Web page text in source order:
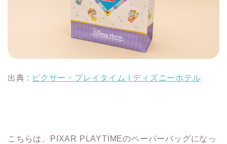
出典 : ピクサー・プレイタイム | ディズニーホテル
こちらは、PIXAR PLAYTIMEのペーパーバッグになっ